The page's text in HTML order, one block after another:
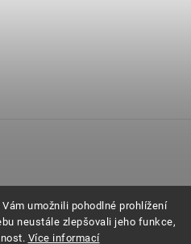
umožnili pohodlné prohlížení
neustále zlepšovali jeho funkce,
Více informací